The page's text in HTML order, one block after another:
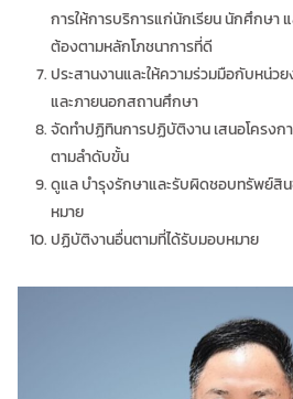
การให้การบริการแก่นักเรียน นักศึกษา
ต้องตามหลักโภชนาการที่ดี
ประสานงานและให้ความร่วมมือกับหน่ว
และภายนอกสถานศึกษา
จัดทำปฏิทินการปฏิบัติงาน เสนอโครงก
ตามลำดับขั้น
ดูแล บำรุงรักษาและรับผิดชอบทรัพย์สิ
หมาย
ปฏิบัติงานอื่นตามที่ได้รับมอบหมาย